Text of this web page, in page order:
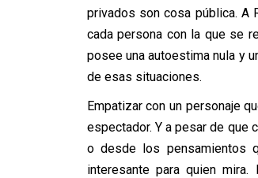
privados son cosa pública. A
cada persona con la que se
posee una autoestima nula y
de esas situaciones.
Empatizar con un personaje
espectador. Y a pesar de que
o desde los pensamientos
interesante para quien